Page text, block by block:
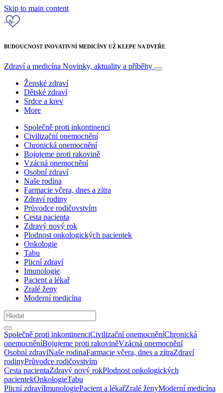
Skip to main content
BUDOUCNOST INOVATIVNÍ MEDICÍNY UŽ KLEPE NA DVEŘE
Zdraví a medicína Novinky, aktuality a příběhy
Ženské zdraví
Dětské zdraví
Srdce a krev
More
Společně proti inkontinenci
Civilizační onemocnění
Chronická onemocnění
Bojujeme proti rakovině
Vzácná onemocnění
Osobní zdraví
Naše rodina
Farmacie včera, dnes a zítra
Zdraví rodiny
Průvodce rodičovstvím
Cesta pacienta
Zdravý nový rok
Plodnost onkologických pacientek
Onkologie
Tabu
Plicní zdraví
Imunologie
Pacient a lékař
Zralé ženy
Moderní medicína
Společně proti inkontinenciCivilizační onemocněníChronická
onemocněníBojujeme proti rakoviněVzácná onemocnění
Osobní zdravíNaše rodinaFarmacie včera, dnes a zítraZdraví
rodinyPrůvodce rodičovstvím
Cesta pacientaZdravý nový rokPlodnost onkologických
pacientekOnkologieTabu
Plicní zdravíImunologiePacient a lékařZralé ženyModerní medicína